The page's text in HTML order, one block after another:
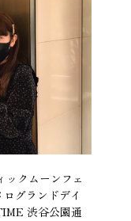
ックムーンフェ
グランドデイ
渋谷公園通